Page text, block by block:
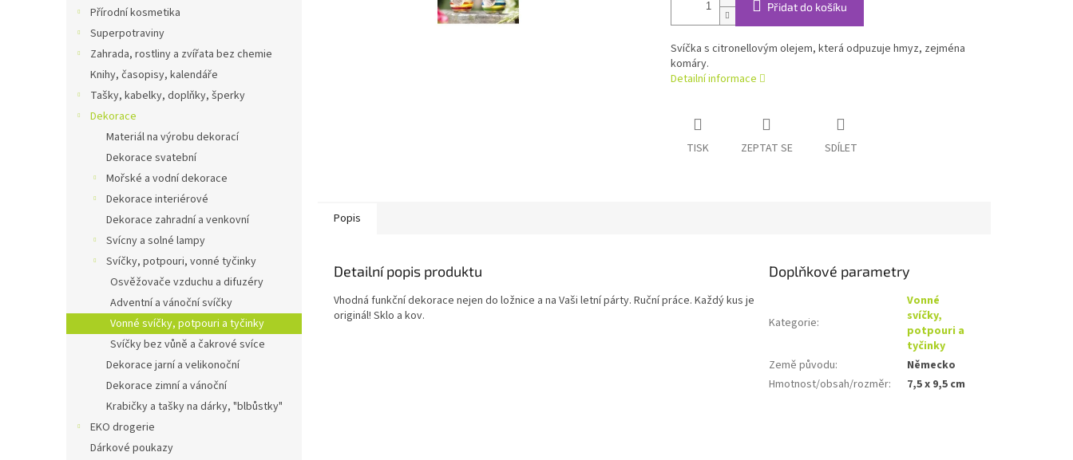
Přírodní kosmetika
Superpotraviny
Zahrada, rostliny a zvířata bez chemie
Knihy, časopisy, kalendáře
Tašky, kabelky, doplňky, šperky
Dekorace
Materiál na výrobu dekorací
Dekorace svatební
Mořské a vodní dekorace
Dekorace interiérové
Dekorace zahradní a venkovní
Svícny a solné lampy
Svíčky, potpouri, vonné tyčinky
Osvěžovače vzduchu a difuzéry
Adventní a vánoční svíčky
Vonné svíčky, potpouri a tyčinky
Svíčky bez vůně a čakrové svíce
Dekorace jarní a velikonoční
Dekorace zimní a vánoční
Krabičky a tašky na dárky, "blbůstky"
EKO drogerie
Dárkové poukazy
Přidat do košíku
Svíčka s citronellovým olejem, která odpuzuje hmyz, zejména
komáry.
Detailní informace
TISK ZEPTAT SE SDÍLET
Popis
Detailní popis produktu
Vhodná funkční dekorace nejen do ložnice a na Vaši letní párty. Ruční práce. Každý kus je
originál! Sklo a kov.
Doplňkové parametry
Kategorie:
Vonné
svíčky,
potpouri a
tyčinky
Země původu:
Německo
Hmotnost/obsah/rozměr: 7,5 x 9,5 cm